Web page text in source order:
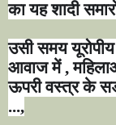
का यह शादी
उसी समय
आवाज में,
ऊपरी वस्त्र के
...,